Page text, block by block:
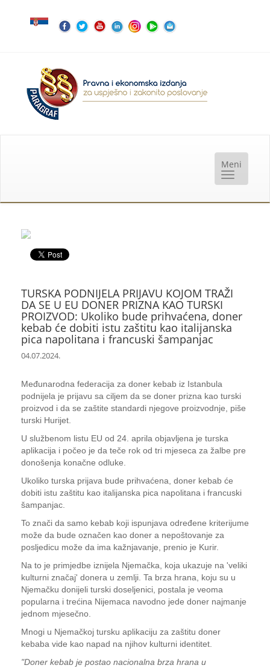
TURSKA PODNIJELA PRIJAVU KOJOM TRAŽI
DA SE U EU DONER PRIZNA KAO TURSKI
PROIZVOD: Ukoliko bude prihvaćena, doner
kebab će dobiti istu zaštitu kao italijanska
pica napolitana i francuski šampanjac
04.07.2024.
Međunarodna federacija za doner kebab iz Istanbula
podnijela je prijavu sa ciljem da se doner prizna kao turski
proizvod i da se zaštite standardi njegove proizvodnje, piše
turski Hurijet.
U službenom listu EU od 24. aprila objavljena je turska
aplikacija i počeo je da teče rok od tri mjeseca za žalbe pre
donošenja konačne odluke.
Ukoliko turska prijava bude prihvaćena, doner kebab će
dobiti istu zaštitu kao italijanska pica napolitana i francuski
šampanjac.
To znači da samo kebab koji ispunjava određene kriterijume
može da bude označen kao doner a nepoštovanje za
posljedicu može da ima kažnjavanje, prenio je Kurir.
Na to je primjedbe iznijela Njemačka, koja ukazuje na 'veliki
kulturni značaj' donera u zemlji. Ta brza hrana, koju su u
Njemačku donijeli turski doseljenici, postala je veoma
popularna i trećina Nijemaca navodno jede doner najmanje
jednom mjesečno.
Mnogi u Njemačkoj tursku aplikaciju za zaštitu doner
kebaba vide kao napad na njihov kulturni identitet.
"Doner kebab je postao nacionalna brza hrana u